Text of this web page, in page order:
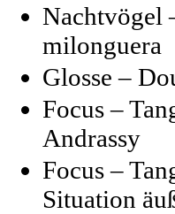
Nachtvögel
milonguera
Glosse –
Focus –
Andrassy
Focus –
Situation